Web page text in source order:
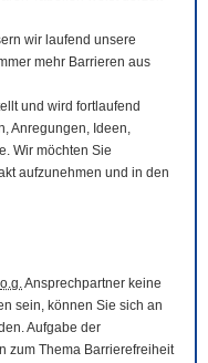
wir laufend unsere
mehr Barrieren aus
und wird fortlaufend
Anregungen, Ideen,
Wir möchten Sie
aufzunehmen und in den
o.g.Ansprechpartner keine
sein, können Sie sich an
Aufgabe der
zum Thema Barrierefreiheit